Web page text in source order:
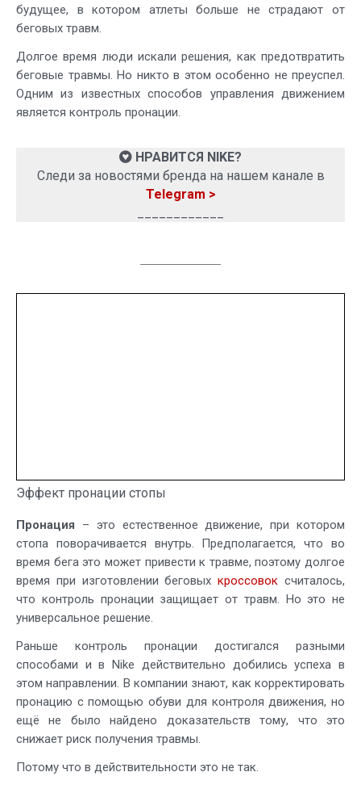
будущее, в котором атлеты больше не страдают от
беговых травм.
Долгое время люди искали решения, как предотвратить
беговые травмы. Но никто в этом особенно не преуспел.
Одним из известных способов управления движением
является контроль пронации.
НРАВИТСЯ NIKE?
Следи за новостями бренда на нашем канале в
Telegram >
Эффект пронации стопы
Пронация – это естественное движение, при котором
стопа поворачивается внутрь. Предполагается, что во
время бега это может привести к травме, поэтому долгое
время при изготовлении беговыхкроссовок считалось,
что контроль пронации защищает от травм. Но это не
универсальное решение.
Раньше контроль пронации достигался разными
способами и в Nike действительно добились успеха в
этом направлении. В компании знают, как корректировать
пронацию с помощью обуви для контроля движения, но
ещё не было найдено доказательств тому, что это
снижает риск получения травмы.
Потому что в действительности это не так.